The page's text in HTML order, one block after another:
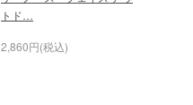
トド…
2,860円(税込)